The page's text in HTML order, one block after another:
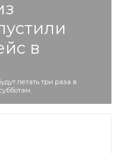
в
летать три раза в